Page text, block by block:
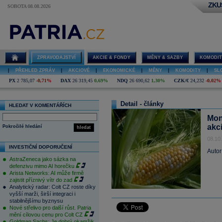
SOBOTA 08.08.2026
ZPRAVODAJSTVÍ AKCIE & FONDY MĚNY & SAZBY
PŘEHLED ZPRÁV AKCIOVÉ EKONOMICKÉ MĚNY KOMODITY
PX 2 785,07 -0,71% DAX 26 319,45 0,69% NDQ 26 690,62 1,30% CZK/€ 24,232 -0,02%
HLEDAT V KOMENTÁŘÍCH
hledat
Pokročilé hledání
INVESTIČNÍ DOPORUČENÍ
AstraZeneca jako sázka na
defenzivu mimo AI horečku
Arista Networks: AI může firmě
zajistit příznivý vítr do zad
Analytický radar: Colt CZ roste díky
vyšší marži, širší integraci i
stabilnějšímu byznysu
Nové střelivo pro další růst. Patria
mění cílovou cenu pro Colt CZ
Detail - články